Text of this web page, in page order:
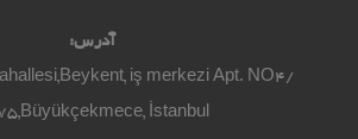
آدرس:
iş merkezi Apt. NO4/
İstanbul